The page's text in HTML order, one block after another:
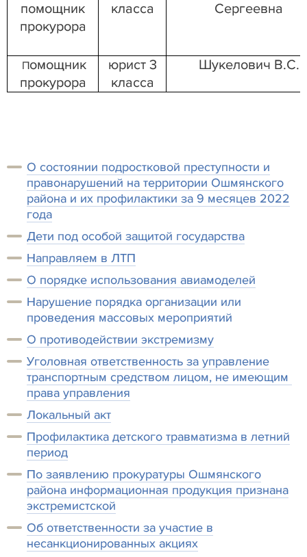
помощник
прокурора
класса
Сергеевна
Помощник
прокурора
юрист 3
класса
Шукелович В.С.
О состоянии подростковой преступности и
правонарушений на территории Ошмянского
района и их профилактики за 9 месяцев 2022
года
Дети под особой защитой государства
Направляем в ЛТП
О порядке использования авиамоделей
Нарушение порядка организации или
проведения массовых мероприятий
О противодействии экстремизму
Уголовная ответственность за управление
транспортным средством лицом, не имеющим
права управления
Локальный акт
Профилактика детского травматизма в летний
период
По заявлению прокуратуры Ошмянского
района информационная продукция признана
экстремистской
Об ответственности за участие в
несанкционированных акциях